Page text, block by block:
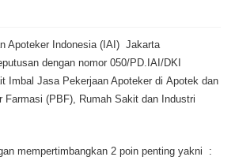
Apoteker Indonesia (IAI) Jakarta
dengan nomor 050/PD.IAI/DKI
Imbal Jasa Pekerjaan Apoteker di Apotek dan
Farmasi (PBF), Rumah Sakit dan Industri
mempertimbangkan 2 poin penting yakni :